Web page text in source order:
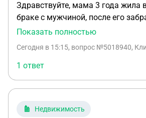
Здравствуйте, мама 3 года жила
браке с мужчиной, после его
он погиб. Может ли она
совместных детей у них тоже нет
Показать полностью
Сегодня в 15:15, вопрос №5018940,
1 ответ
Недвижимость